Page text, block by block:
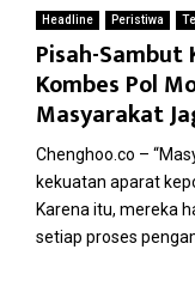
Headline Peristiwa
Pisah-
Kombes Pol
Masyarakat
Chenghoo.co –
kekuatan aparat
Karena itu, mereka
setiap proses